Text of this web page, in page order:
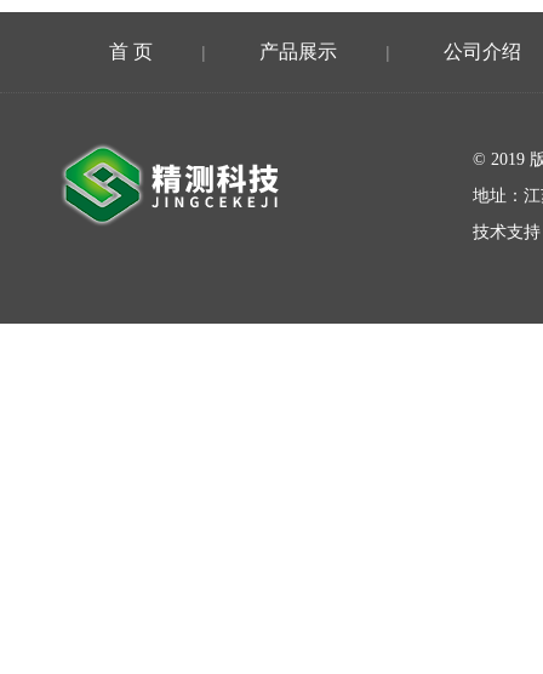
首 页 | 产品展示 | 公司介绍
© 2019
地址：
技术支